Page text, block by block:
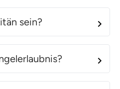
sein?